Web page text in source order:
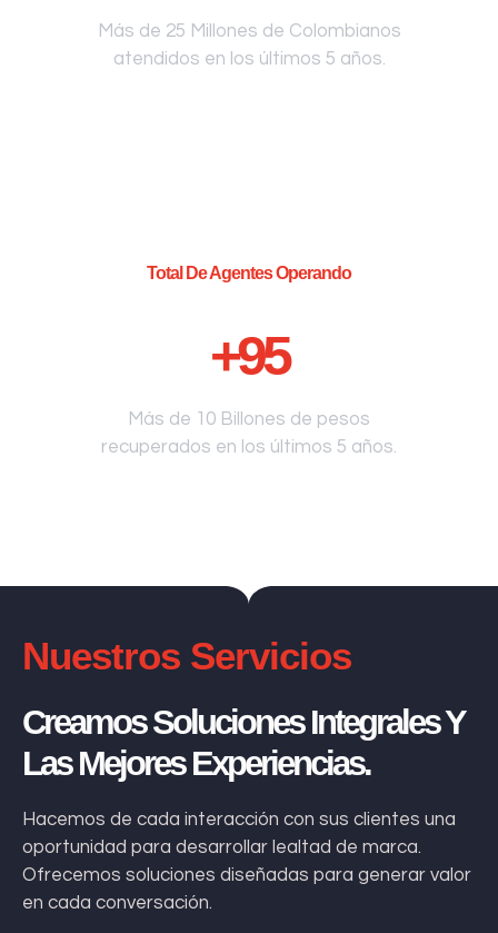
Más de 25 Millones de Colombianos
atendidos en los últimos 5 años.
Total De Agentes Operando
+95
Más de 10 Billones de pesos
recuperados en los últimos 5 años.
Nuestros Servicios
Creamos Soluciones Integrales Y
Las Mejores Experiencias.
Hacemos de cada interacción con sus clientes una
oportunidad para desarrollar lealtad de marca.
Ofrecemos soluciones diseñadas para generar valor
en cada conversación.